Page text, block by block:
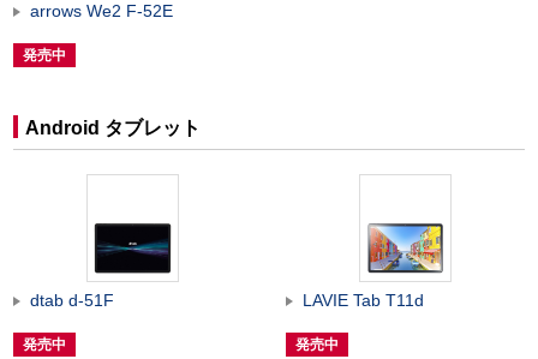
arrows We2 F-52E
発売中
Android タブレット
dtab d-51F
発売中
LAVIE Tab T11d
発売中